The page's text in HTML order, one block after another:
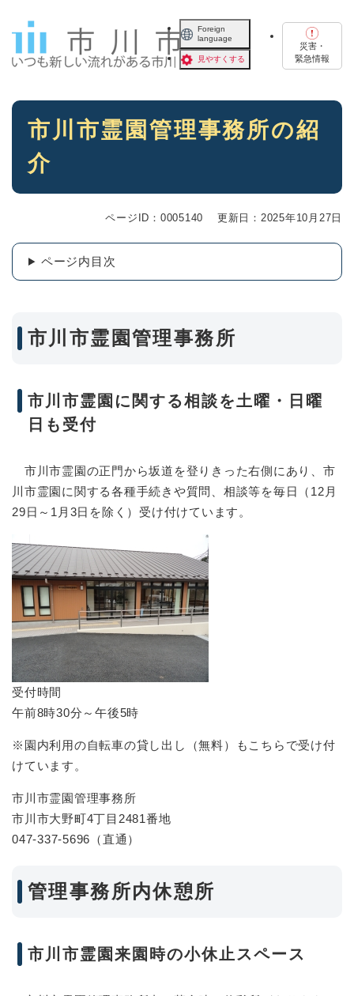
Foreign
language
見やすくする
災害・
緊急情報
本
市川市霊園管理事務所の紹
介
ページID：0005140 更新日：2025年10月27日
ページ内目次
市川市霊園管理事務所
市川市霊園に関する相談を土曜・日曜
日も受付
市川市霊園の正門から坂道を登りきった右側にあり、市
川市霊園に関する各種手続きや質問、相談等を毎日（12月
29日～1月3日を除く）受け付けています。
受付時間
午前8時30分～午後5時
※園内利用の自転車の貸し出し（無料）もこちらで受け付
けています。
市川市霊園管理事務所
市川市大野町4丁目2481番地
047-337-5696（直通）
管理事務所内休憩所
市川市霊園来園時の小休止スペース